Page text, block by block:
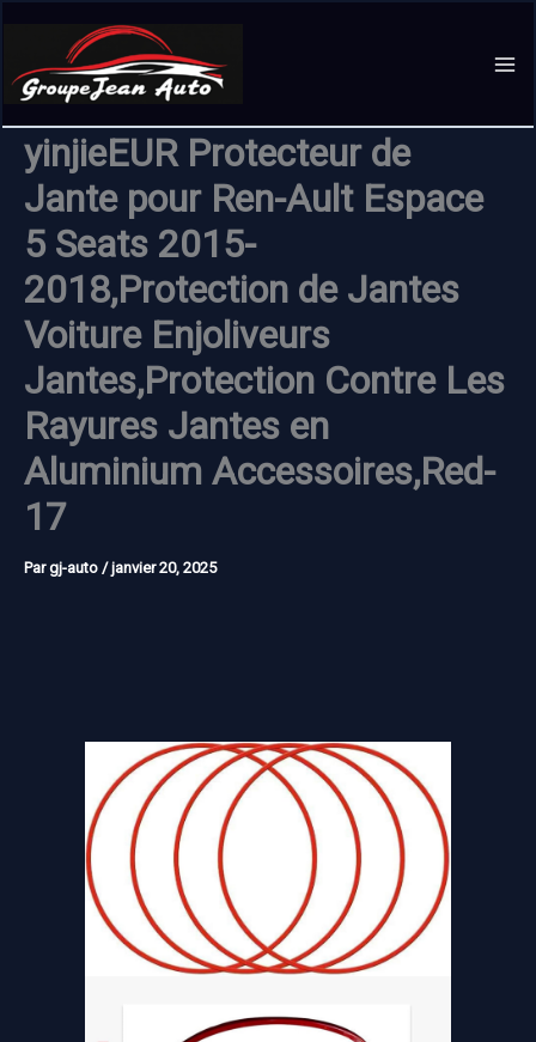
contenu
yinjieEUR Protecteur de
Jante pour Ren-Ault Espace
5 Seats 2015-
2018,Protection de Jantes
Voiture Enjoliveurs
Jantes,Protection Contre Les
Rayures Jantes en
Aluminium Accessoires,Red-
17
Pargj-auto /janvier 20, 2025